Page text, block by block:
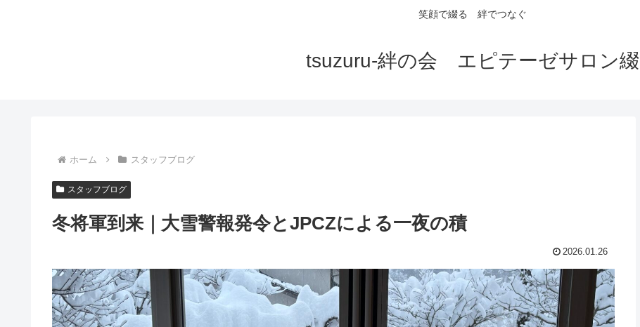
笑顔で綴る 絆でつなぐ
tsuzuru-絆の会 エピテーゼサロン綴
ホーム スタッフブログ
スタッフブログ
冬将軍到来｜大雪警報発令とJPCZによる一夜の積
2026.01.26